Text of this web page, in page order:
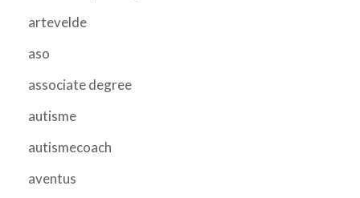
artevelde
aso
associate degree
autisme
autismecoach
aventus